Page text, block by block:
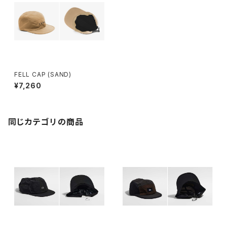
FELL CAP (SAND)
¥7,260
同じカテゴリの商品